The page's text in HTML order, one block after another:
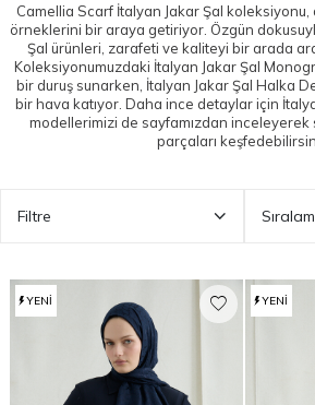
Camellia Scarf İtalyan Jakar Şal koleksiyonu,
örneklerini bir araya getiriyor. Özgün
Şal ürünleri, zarafeti ve kaliteyi bir arada
Koleksiyonumuzdaki İtalyan Jakar Şal
bir duruş sunarken, İtalyan Jakar Şal Halka
bir hava katıyor. Daha ince detaylar için
modellerimizi de sayfamızdan
parçaları
Filtre
YENI YENI